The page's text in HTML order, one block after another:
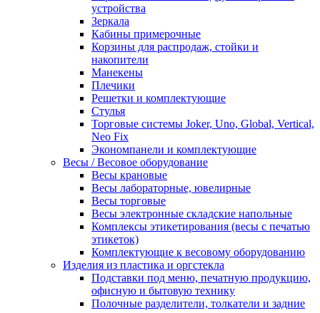
устройства
Зеркала
Кабины примерочные
Корзины для распродаж, стойки и
накопители
Манекены
Плечики
Решетки и комплектующие
Стулья
Торговые системы Joker, Uno, Global, Vertical,
Neo Fix
Экономпанели и комплектующие
Весы / Весовое оборудование
Весы крановые
Весы лабораторные, ювелирные
Весы торговые
Весы электронные складские напольные
Комплексы этикетирования (весы с печатью
этикеток)
Комплектующие к весовому оборудованию
Изделия из пластика и оргстекла
Подставки под меню, печатную продукцию,
офисную и бытовую технику
Полочные разделители, толкатели и задние